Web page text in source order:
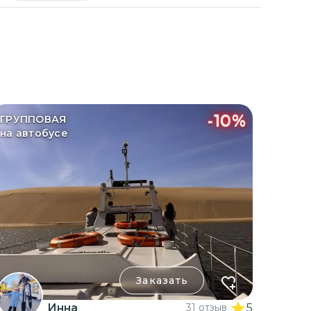
ГРУППОВАЯ
на автобусе
-10%
Заказать
Инна 31 отзыв 5